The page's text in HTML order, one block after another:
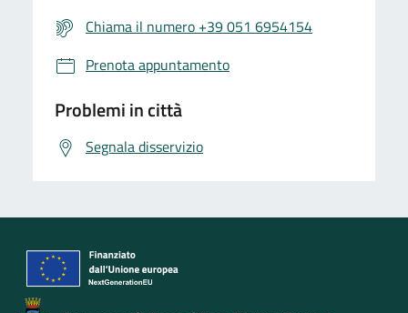
Chiama il numero +39 051 6954154
Prenota appuntamento
Problemi in città
Segnala disservizio